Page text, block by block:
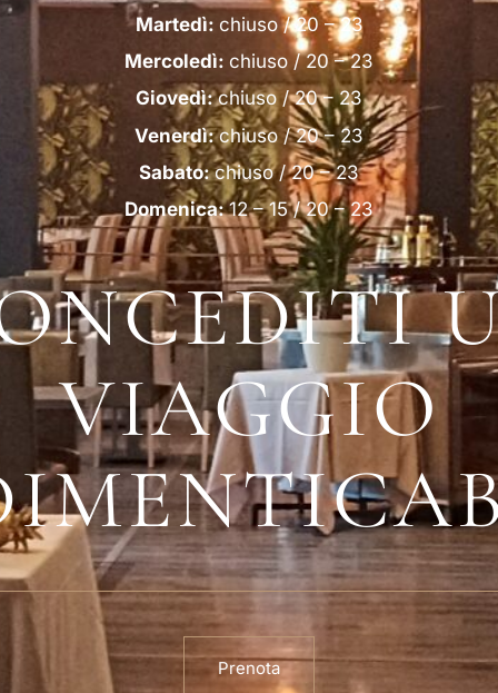
Martedì: chiuso / 20 – 23
Mercoledì: chiuso / 20 – 23
Giovedì:chiuso / 20 – 23
Venerdì:chiuso / 20 – 23
Sabato:chiuso / 20 – 23
Domenica:12 – 15 / 20 – 23
VIAGGIO
Prenota